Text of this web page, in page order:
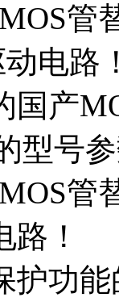
管
电路
国产
型号
管
！
护功